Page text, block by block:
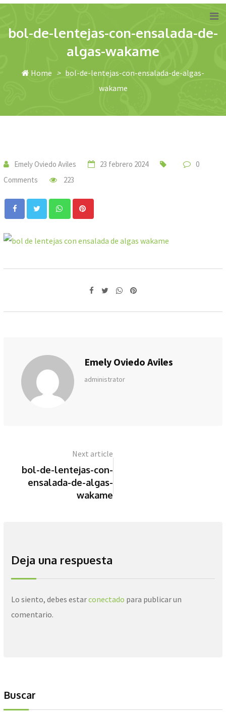
content
bol-de-lentejas-con-ensalada-de-
algas-wakame
Home > bol-de-lentejas-con-ensalada-de-algas-
wakame
Emely Oviedo Aviles 23 febrero 2024
0
Comments
223
Whatsapp
Whatsapp
Pinterest
Emely Oviedo Aviles
administrator
Next article
bol-de-lentejas-con-
ensalada-de-algas-
wakame
Deja una respuesta
Lo siento, debes estarconectado para publicar un
comentario.
Buscar